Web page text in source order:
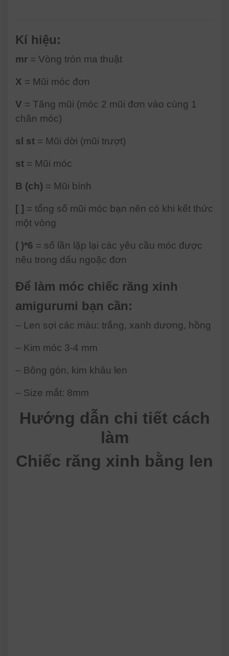
Kí hiệu:
mr = Vòng tròn ma thuật
X = Mũi móc đơn
V = Tăng mũi (móc 2 mũi đơn vào cùng 1
chân móc)
sl st = Mũi dời (mũi trượt)
st = Mũi móc
B (ch) = Mũi bính
[ ] = tổng số mũi móc bạn nên có khi kết thức
một vòng
( )*6 = số lần lặp lại các yêu cầu móc được
nêu trong dấu ngoặc đơn
Để làm móc chiếc răng xinh
amigurumi bạn cần:
– Len sợi các màu: trắng, xanh dương, hồng
– Kim móc 3-4 mm
– Bông gòn, kim khâu len
– Size mắt: 8mm
Hướng dẫn chi tiết cách
làm
Chiếc răng xinh bằng len